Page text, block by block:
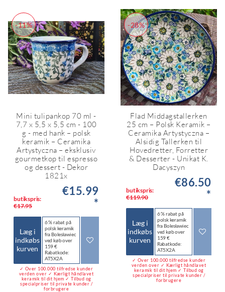
-11%
Mini tulipankop 70 ml -
7,7 x 5,5 x 5,5 cm - 100
g - med hank – polsk
keramik – Ceramika
Artystyczna – eksklusiv
gourmetkop til espresso
og dessert - Dekor
1821x
butikspris:
€17.95
€15.99
*
Læg i
indkøbs
kurven
6 % rabat på
polsk keramik
fra Bolesławiec
ved køb over
159 €
Rabatkode:
AT5X2A
✓ Over 100.000 tilfredse kunder
verden over ✓ Kærligt håndlavet
keramik til dit hjem ✓ Tilbud og
specialpriser til private kunder /
forbrugere
-28%
Flad Middagstallerken
25 cm – Polsk Keramik –
Ceramika Artystyczna –
Alsidig Tallerken til
Hovedretter, Forretter
& Desserter - Unikat K.
Dacyszyn
butikspris:
€119.90
€86.50
*
Læg i
indkøbs
kurven
6 % rabat på
polsk keramik
fra Bolesławiec
ved køb over
159 €
Rabatkode:
AT5X2A
✓ Over 100.000 tilfredse kunder
verden over ✓ Kærligt håndlavet
keramik til dit hjem ✓ Tilbud og
specialpriser til private kunder /
forbrugere